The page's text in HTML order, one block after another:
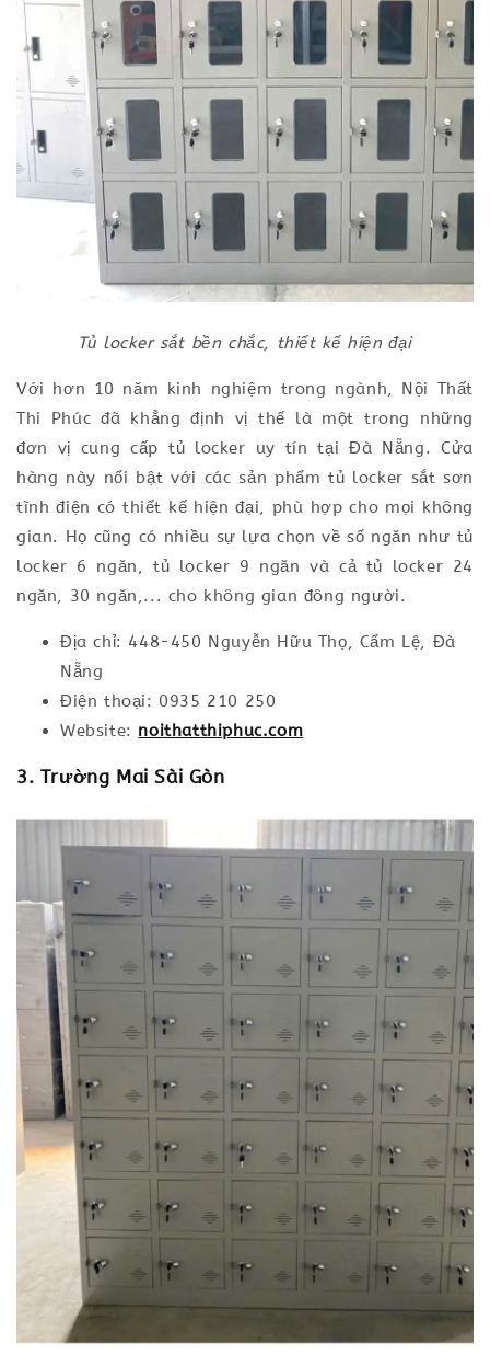
Tủ locker sắt bền chắc, thiết kế hiện đại
Với hơn 10 năm kinh nghiệm trong ngành, Nội Thất
Thi Phúc đã khẳng định vị thế là một trong những
đơn vị cung cấp tủ locker uy tín tại Đà Nẵng. Cửa
hàng này nổi bật với các sản phẩm tủ locker sắt sơn
tĩnh điện có thiết kế hiện đại, phù hợp cho mọi không
gian. Họ cũng có nhiều sự lựa chọn về số ngăn như tủ
locker 6 ngăn, tủ locker 9 ngăn và cả tủ locker 24
ngăn, 30 ngăn,... cho không gian đông người.
Địa chỉ: 448-450 Nguyễn Hữu Thọ, Cẩm Lệ, Đà
Nẵng
Điện thoại: 0935 210 250
Website: noithatthiphuc.com
3. Trường Mai Sài Gòn